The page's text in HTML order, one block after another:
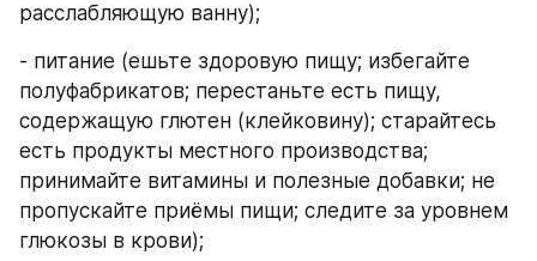
расслабляющую ванну);
- питание (ешьте здоровую пищу; избегайте
полуфабрикатов; перестаньте есть пищу,
содержащую глютен (клейковину); старайтесь
есть продукты местного производства;
принимайте витамины и полезные добавки; не
пропускайте приёмы пищи; следите за уровнем
глюкозы в крови);